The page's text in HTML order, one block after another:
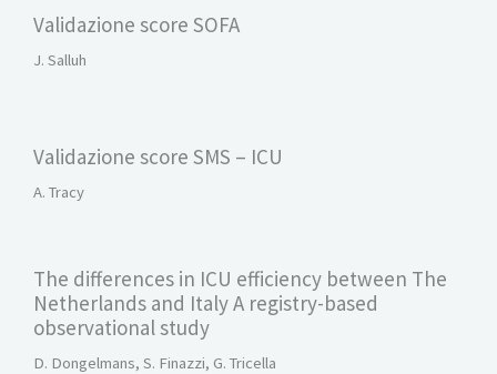
Validazione score SOFA
J. Salluh
Validazione score SMS – ICU
A. Tracy
The differences in ICU efficiency between The
Netherlands and Italy A registry-based
observational study
D. Dongelmans, S. Finazzi, G. Tricella